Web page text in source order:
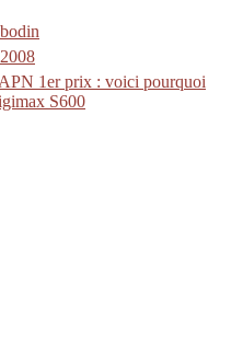
1er prix : voici pourquoi
S600